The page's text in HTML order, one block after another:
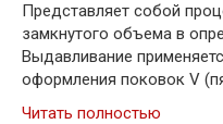
Представляет собой
замкнутого объема в
Выдавливание
оформления поковок V
Читать полностью